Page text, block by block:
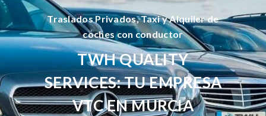
Traslados Privados, Taxi y Alquiler de
coches con conductor
TWH QUALITY
SERVICES: TU EMPRESA
VTC EN MURCIA